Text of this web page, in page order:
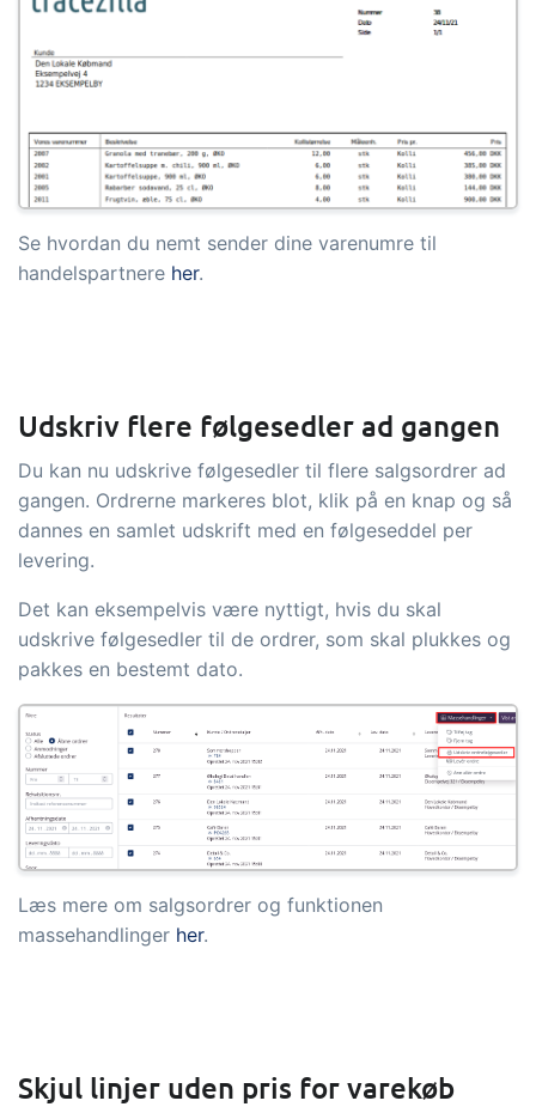
Se hvordan du nemt sender dine varenumre til
handelspartnere her.
Udskriv flere følgesedler ad gangen
Du kan nu udskrive følgesedler til flere salgsordrer ad
gangen. Ordrerne markeres blot, klik på en knap og så
dannes en samlet udskrift med en følgeseddel per
levering.
Det kan eksempelvis være nyttigt, hvis du skal
udskrive følgesedler til de ordrer, som skal plukkes og
pakkes en bestemt dato.
Læs mere om salgsordrer og funktionen
massehandlinger her.
Skjul linjer uden pris for varekøb